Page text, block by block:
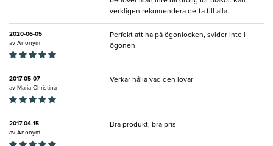
verkligen rekomendera detta till alla.
2020-06-05
av Anonym
Perfekt att ha på ögonlocken, svider inte i
ögonen
2017-05-07
av Maria Christina
Verkar hålla vad den lovar
2017-04-15
av Anonym
Bra produkt, bra pris